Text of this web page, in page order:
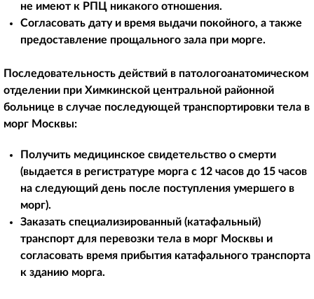
не имеют к РПЦ никакого отношения.
Согласовать дату и время выдачи покойного, а также
предоставление прощального зала при морге.
Последовательность действий в патологоанатомическом
отделении при Химкинской центральной районной
больнице в случае последующей транспортировки тела в
морг Москвы:
Получить медицинское свидетельство о смерти
(выдается в регистратуре морга с 12 часов до 15 часов
на следующий день после поступления умершего в
морг).
Заказать специализированный (катафальный)
транспорт для перевозки тела в морг Москвы и
согласовать время прибытия катафального транспорта
к зданию морга.